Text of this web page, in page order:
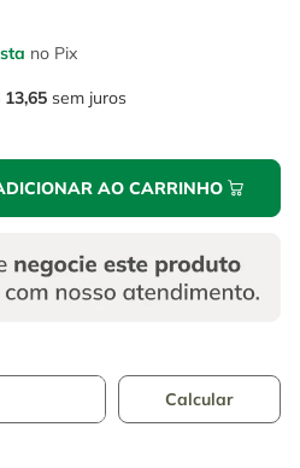
no Pix
13,65 sem juros
AO CARRINHO